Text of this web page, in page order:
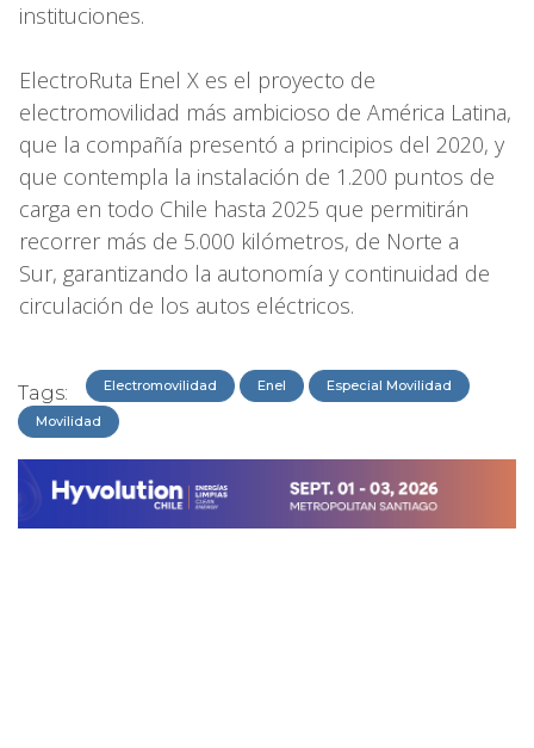
instituciones.
ElectroRuta Enel X es el proyecto de
electromovilidad más ambicioso de América Latina,
que la compañía presentó a principios del 2020, y
que contempla la instalación de 1.200 puntos de
carga en todo Chile hasta 2025 que permitirán
recorrer más de 5.000 kilómetros, de Norte a
Sur, garantizando la autonomía y continuidad de
circulación de los autos eléctricos.
Tags: Electromovilidad Enel Especial Movilidad
Movilidad